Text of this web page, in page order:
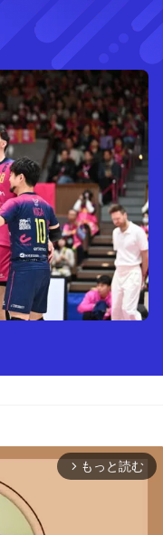
arrow_forward_ios もっと読む